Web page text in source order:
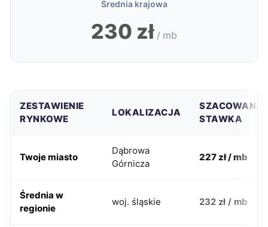
Średnia krajowa
230 zł / mb
ZESTAWIENIE
RYNKOWE
LOKALIZACJA
SZACOWANA
STAWKA
Twoje miasto
Dąbrowa
Górnicza
227 zł / mb
Średnia w
regionie
woj. śląskie 232 zł / mb